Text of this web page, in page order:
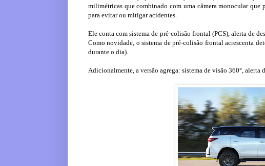
milimétricas que combinado com uma câmera monocular que
para evitar ou mitigar acidentes.
Ele conta com sistema de pré-colisão frontal (PCS), alerta de
Como novidade, o sistema de pré-colisão frontal acrescenta
durante o dia).
Adicionalmente, a versão agrega: sistema de visão 360°,